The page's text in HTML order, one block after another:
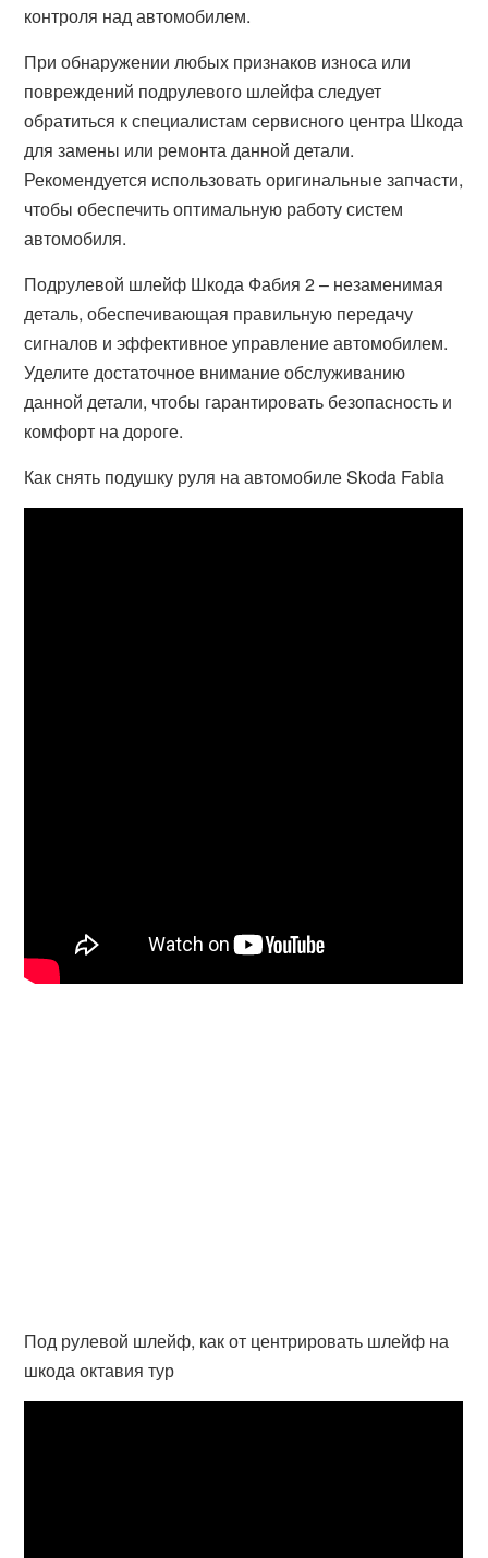
контроля над автомобилем.
При обнаружении любых признаков износа или
повреждений подрулевого шлейфа следует
обратиться к специалистам сервисного центра Шкода
для замены или ремонта данной детали.
Рекомендуется использовать оригинальные запчасти,
чтобы обеспечить оптимальную работу систем
автомобиля.
Подрулевой шлейф Шкода Фабия 2 – незаменимая
деталь, обеспечивающая правильную передачу
сигналов и эффективное управление автомобилем.
Уделите достаточное внимание обслуживанию
данной детали, чтобы гарантировать безопасность и
комфорт на дороге.
Как снять подушку руля на автомобиле Skoda Fabia
Под рулевой шлейф, как от центрировать шлейф на
шкода октавия тур